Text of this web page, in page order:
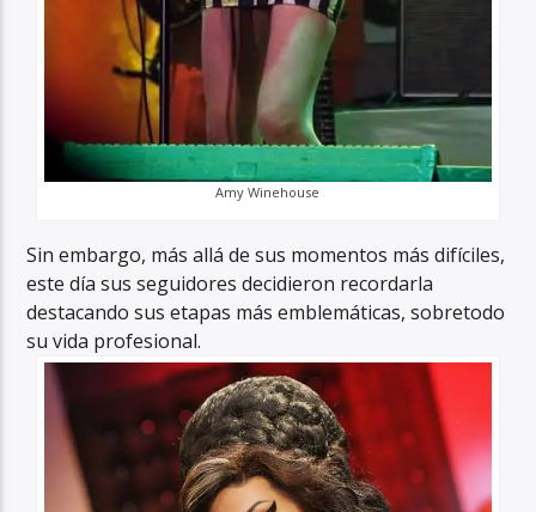
Amy Winehouse
Sin embargo, más allá de sus momentos más difíciles,
este día sus seguidores decidieron recordarla
destacando sus etapas más emblemáticas, sobretodo
su vida profesional.